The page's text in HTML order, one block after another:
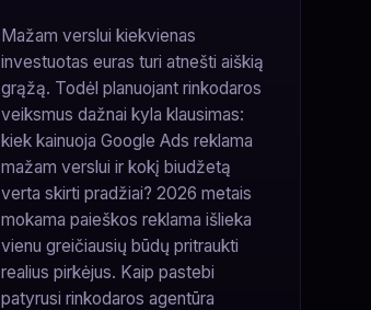
Mažam verslui kiekvienas
investuotas euras turi atnešti aiškią
grąžą. Todėl planuojant rinkodaros
veiksmus dažnai kyla klausimas:
kiek kainuoja Google Ads reklama
mažam verslui ir kokį biudžetą
verta skirti pradžiai? 2026 metais
mokama paieškos reklama išlieka
vienu greičiausių būdų pritraukti
realius pirkėjus. Kaip pastebi
patyrusi rinkodaros agentūra